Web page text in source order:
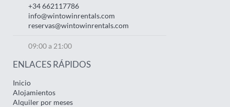
+34 662117786
info@wintowinrentals.com
reservas@wintowinrentals.com
09:00 a 21:00
ENLACES RÁPIDOS
Inicio
Alojamientos
Alquiler por meses